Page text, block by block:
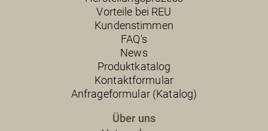
Vorteile bei REU
Kundenstimmen
FAQ's
News
Produktkatalog
Kontaktformular
Anfrageformular (Katalog)
Über uns